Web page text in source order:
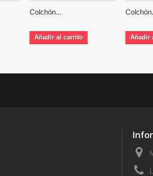
Colchón...
Añadir al carrito Añadir